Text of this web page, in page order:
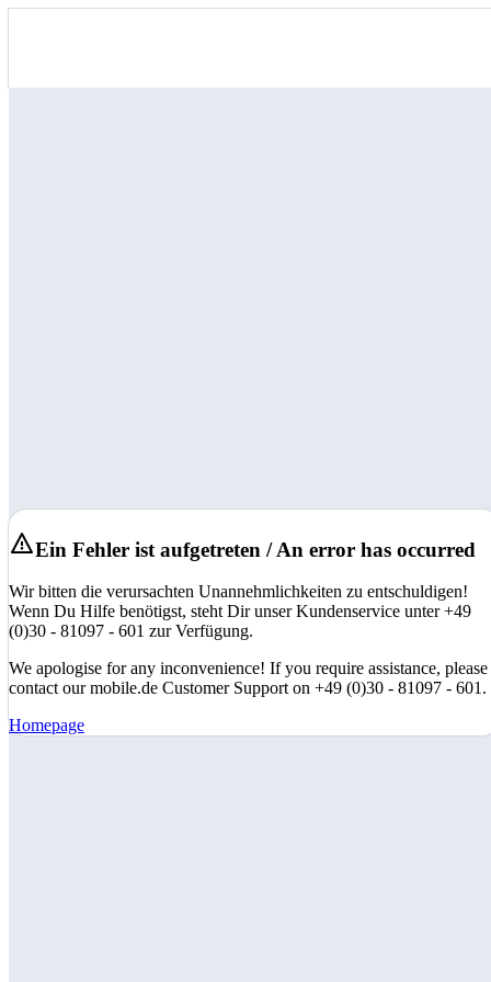
Ein Fehler ist aufgetreten / An error has occurred
Wir bitten die verursachten Unannehmlichkeiten zu entschuldigen!
Wenn Du Hilfe benötigst, steht Dir unser Kundenservice unter +49
(0)30 - 81097 - 601 zur Verfügung.
We apologise for any inconvenience! If you require assistance, please
contact our mobile.de Customer Support on +49 (0)30 - 81097 - 601.
Homepage